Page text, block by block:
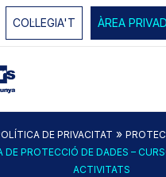
COL·LEGIA'T ÀREA
DE PRIVACITAT »
DE PROTECCIÓ DE DADES –
ACTIVITATS